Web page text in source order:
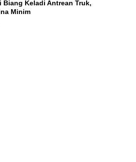
Biang Keladi Antrean Truk,
Minim